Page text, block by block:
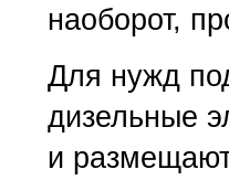
наоборот,
Для нужд
дизельные
и